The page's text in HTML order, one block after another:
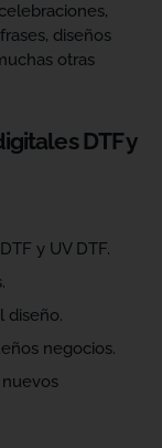
diseños
otras
DTF y
y UV DTF.
diseño.
negocios.